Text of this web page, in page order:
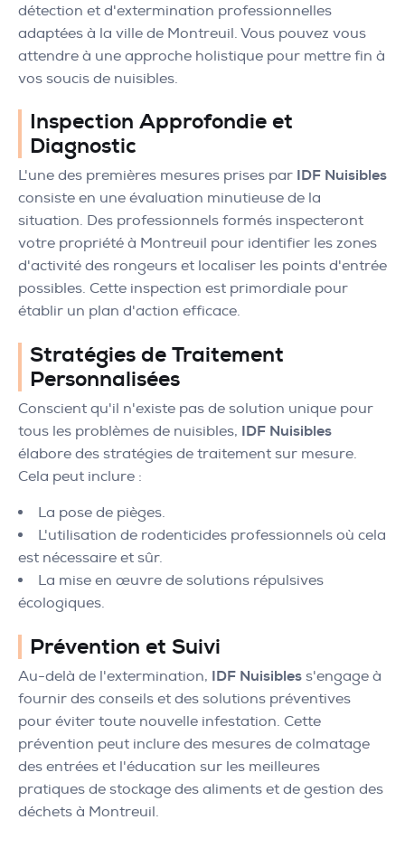
détection et d'extermination professionnelles
adaptées à la ville de Montreuil. Vous pouvez vous
attendre à une approche holistique pour mettre fin à
vos soucis de nuisibles.
Inspection Approfondie et
Diagnostic
L'une des premières mesures prises par IDF Nuisibles
consiste en une évaluation minutieuse de la
situation. Des professionnels formés inspecteront
votre propriété à Montreuil pour identifier les zones
d'activité des rongeurs et localiser les points d'entrée
possibles. Cette inspection est primordiale pour
établir un plan d'action efficace.
Stratégies de Traitement
Personnalisées
Conscient qu'il n'existe pas de solution unique pour
tous les problèmes de nuisibles, IDF Nuisibles
élabore des stratégies de traitement sur mesure.
Cela peut inclure :
La pose de pièges.
L'utilisation de rodenticides professionnels où cela
est nécessaire et sûr.
La mise en œuvre de solutions répulsives
écologiques.
Prévention et Suivi
Au-delà de l'extermination, IDF Nuisibles s'engage à
fournir des conseils et des solutions préventives
pour éviter toute nouvelle infestation. Cette
prévention peut inclure des mesures de colmatage
des entrées et l'éducation sur les meilleures
pratiques de stockage des aliments et de gestion des
déchets à Montreuil.